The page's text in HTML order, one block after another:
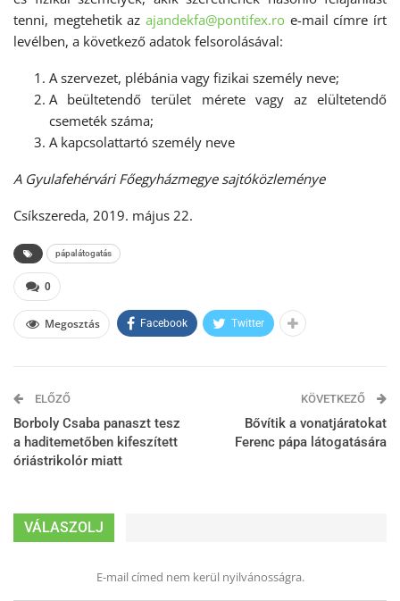
tenni, megtehetik az ajandekfa@pontifex.ro e-mail címre írt
levélben, a következő adatok felsorolásával:
A szervezet, plébánia vagy fizikai személy neve;
A beültetendő terület mérete vagy az elültetendő
csemeték száma;
A kapcsolattartó személy neve
A Gyulafehérvári Főegyházmegye sajtóközleménye
Csíkszereda, 2019. május 22.
pápalátogatás
0
Megosztás Facebook Twitter
ELŐZŐ
Borboly Csaba panaszt tesz
a haditemetőben kifeszített
óriástrikolór miatt
KÖVETKEZŐ
Bővítik a vonatjáratokat
Ferenc pápa látogatására
VÁLASZOLJ
E-mail címed nem kerül nyilvánosságra.